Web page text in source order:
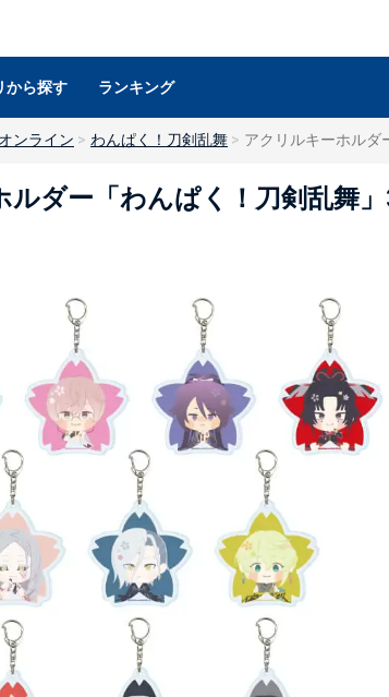
から探す ランキング
ンライン わんぱく！刀剣乱舞 アクリルキーホルダ
ルダー「わんぱく！刀剣乱舞